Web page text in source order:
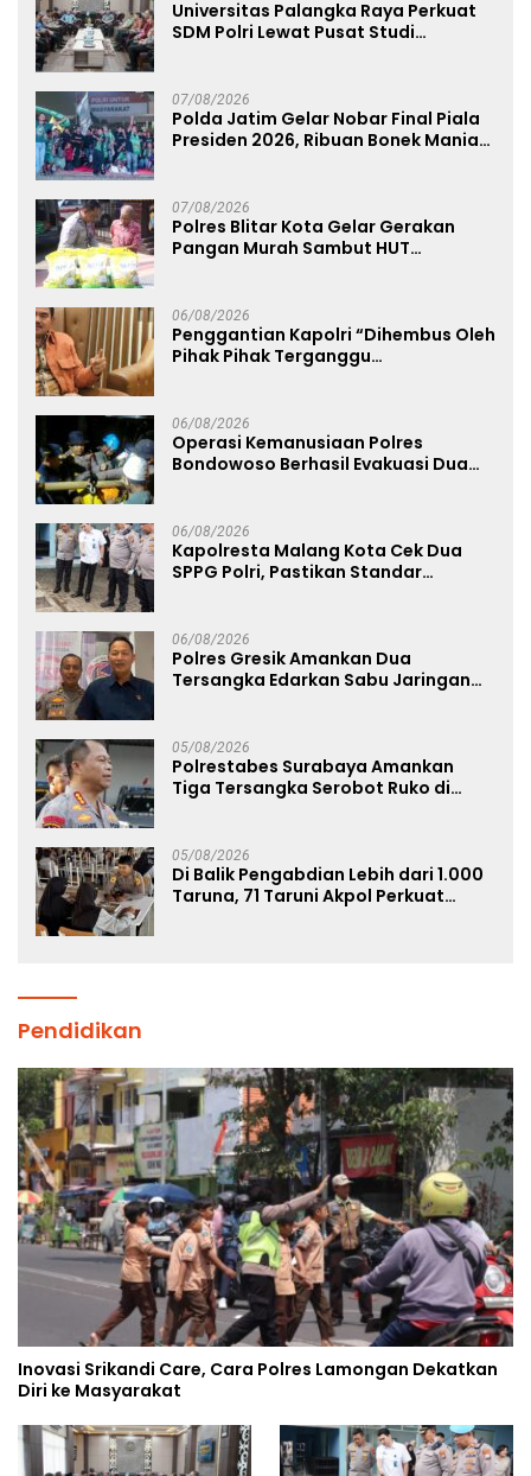
Universitas Palangka Raya Perkuat
SDM Polri Lewat Pusat Studi
07/08/2026
Polda Jatim Gelar Nobar Final Piala
Presiden 2026, Ribuan Bonek Mania
07/08/2026
Polres Blitar Kota Gelar Gerakan
Pangan Murah Sambut HUT
06/08/2026
Penggantian Kapolri “Dihembus Oleh
Pihak Pihak Terganggu
06/08/2026
Operasi Kemanusiaan Polres
Bondowoso Berhasil Evakuasi Dua
06/08/2026
Kapolresta Malang Kota Cek Dua
SPPG Polri, Pastikan Standar
06/08/2026
Polres Gresik Amankan Dua
Tersangka Edarkan Sabu Jaringan
05/08/2026
Polrestabes Surabaya Amankan
Tiga Tersangka Serobot Ruko di
05/08/2026
Di Balik Pengabdian Lebih dari 1.000
Taruna, 71 Taruni Akpol Perkuat
Pendidikan
Inovasi Srikandi Care, Cara Polres Lamongan Dekatkan
Diri ke Masyarakat